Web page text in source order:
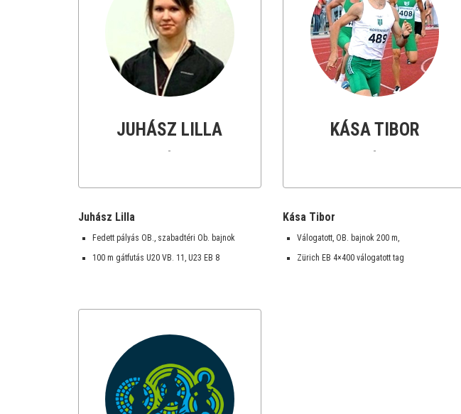
JUHÁSZ LILLA
-
Juhász Lilla
Fedett pályás OB., szabadtéri Ob. bajnok
100 m gátfutás U20 VB. 11, U23 EB 8
KÁSA TIBOR
-
Kása Tibor
Válogatott, OB. bajnok 200 m,
Zürich EB 4×400 válogatott tag